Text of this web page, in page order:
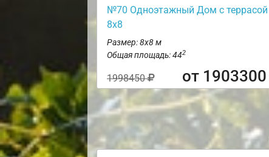
№70 Одноэтажный Дом с террасой
8х8
Размер: 8х8 м
Общая площадь: 442
1998450 от 1903300